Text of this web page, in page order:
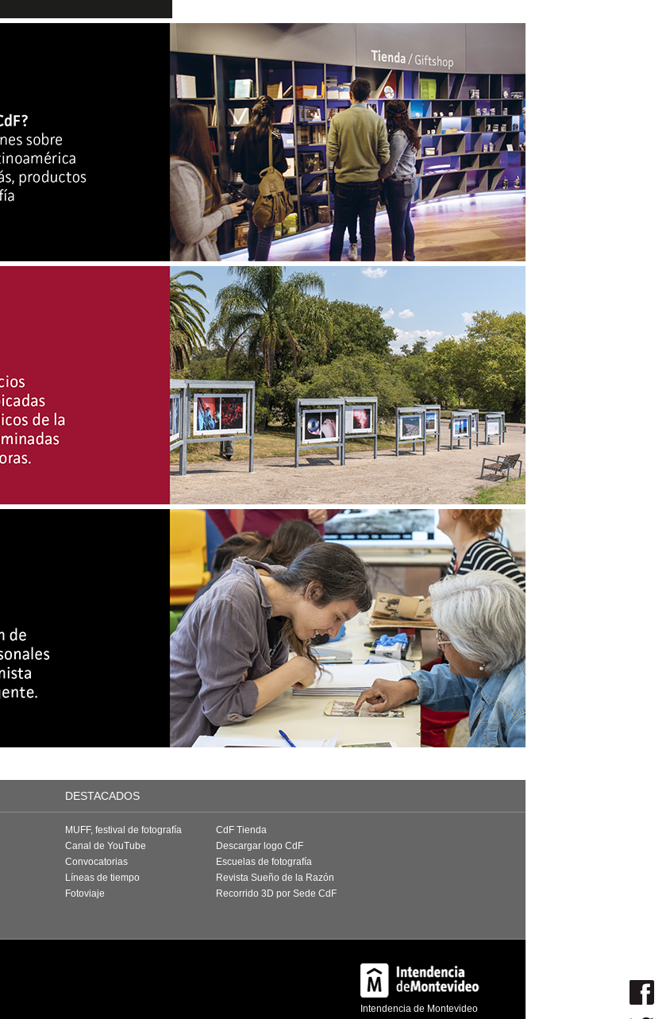
DESTACADOS
MUFF, festival de fotografía
Canal de YouTube
Convocatorias
Líneas de tiempo
Fotoviaje
CdF Tienda
Descargar logo CdF
Escuelas de fotografía
Revista Sueño de la Razón
Recorrido 3D por Sede CdF
Intendencia de Montevideo